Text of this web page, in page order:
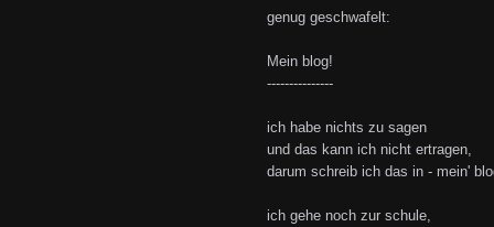
genug geschwafelt:
Mein blog!
---------------
ich habe nichts zu sagen
und das kann ich nicht ertragen,
darum schreib ich das in - mein'
ich gehe noch zur schule,